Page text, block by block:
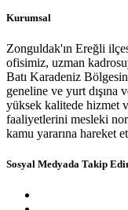
Kurumsal
Zonguldak'ın Ereğli
ofisimiz, uzman
Batı Karadeniz
geneline ve yurt dışına
yüksek kalitede hizmet
faaliyetlerini mesleki
kamu yararına hareket
Sosyal Medyada Takip